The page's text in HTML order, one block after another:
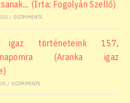
(Írta: Fogolyán Szellő)
/ 0 COMMENTS
igaz történeteink 157,
(Aranka igaz
/ 0 COMMENTS